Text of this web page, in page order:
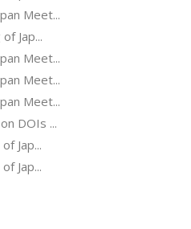
Meet...
Jap...
Meet...
Meet...
Meet...
DOIs ...
Jap...
Jap...